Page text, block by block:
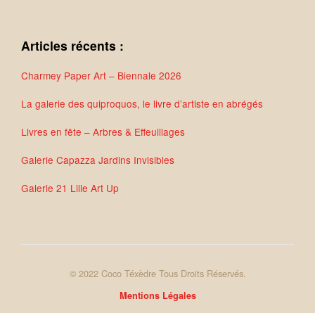
Articles récents :
Charmey Paper Art – Biennale 2026
La galerie des quiproquos, le livre d’artiste en abrégés
Livres en fête – Arbres & Effeuillages
Galerie Capazza Jardins Invisibles
Galerie 21 Lille Art Up
© 2022 Coco Téxèdre Tous Droits Réservés.
Mentions Légales